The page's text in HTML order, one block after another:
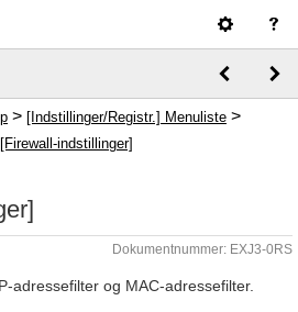
> [Indstillinger/Registr.] Menuliste >
[Firewall-indstillinger]
Dokumentnummer: EXJ3-0RS
adressefilter og MAC-adressefilter.